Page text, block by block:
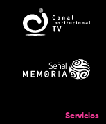
Servicios